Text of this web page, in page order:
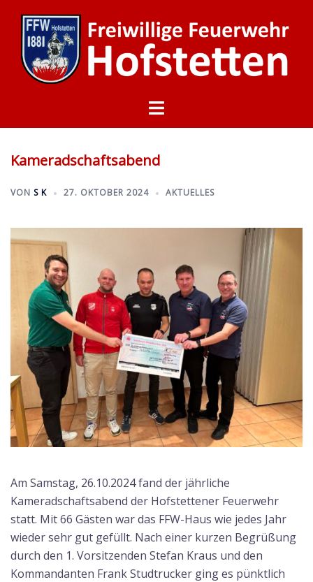
Inhalt
springen
Menü
Kameradschaftsabend
VON S K 27. OKTOBER 2024 AKTUELLES
Am Samstag, 26.10.2024 fand der jährliche
Kameradschaftsabend der Hofstettener Feuerwehr
statt. Mit 66 Gästen war das FFW-Haus wie jedes Jahr
wieder sehr gut gefüllt. Nach einer kurzen Begrüßung
durch den 1. Vorsitzenden Stefan Kraus und den
Kommandanten Frank Studtrucker ging es pünktlich